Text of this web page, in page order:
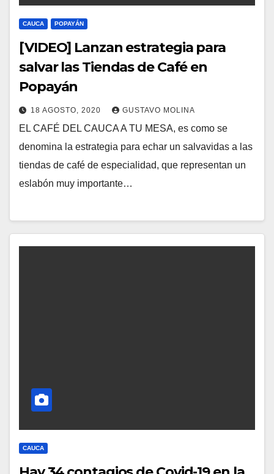
CAUCA POPAYÁN
[VIDEO] Lanzan estrategia para
salvar las Tiendas de Café en
Popayán
18 AGOSTO, 2020 GUSTAVO MOLINA
EL CAFÉ DEL CAUCA A TU MESA, es como se
denomina la estrategia para echar un salvavidas a las
tiendas de café de especialidad, que representan un
eslabón muy importante…
CAUCA